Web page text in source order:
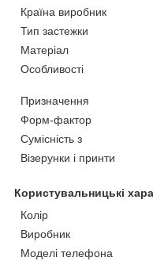
Країна виробник
Тип застежки
Матеріал
Особливості
Призначення
Форм-фактор
Сумісність з
Візерунки і принти
Користувальницькі
Колір
Виробник
Моделі телефона